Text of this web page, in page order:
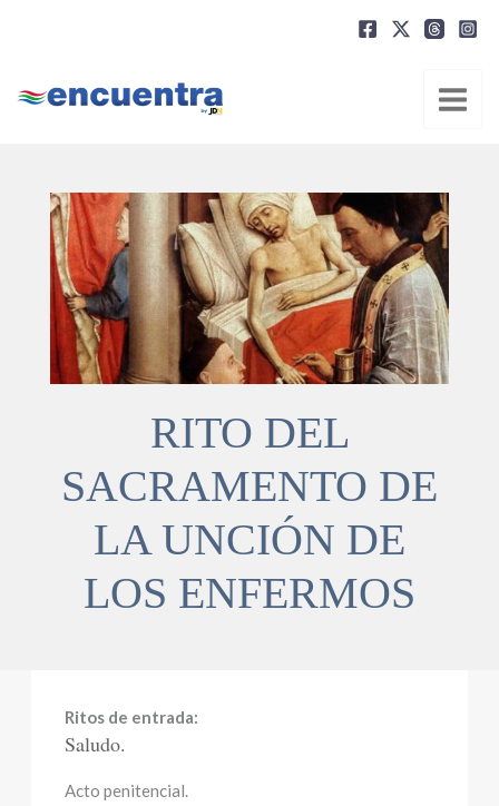
RITO DEL
SACRAMENTO DE
LA UNCIÓN DE
LOS ENFERMOS
Ritos de entrada:
Saludo.
Acto penitencial.